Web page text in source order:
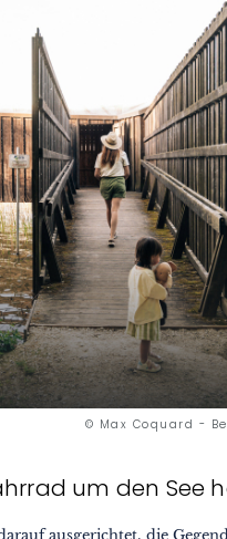
© Max Coquard -
um den See
ausgerichtet, die